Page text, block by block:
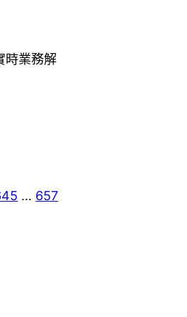
時業務解
… 657